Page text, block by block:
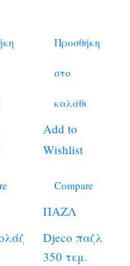
Προσθήκη
στο
καλάθι
Add to
Wishlist
Compare
ΠΑΖΛ
Djeco παζλ
350 τεμ.